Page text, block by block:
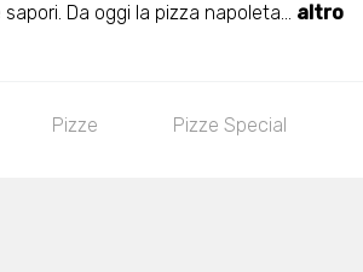
Da oggi la pizza napoleta... altro
Pizze Pizze Special